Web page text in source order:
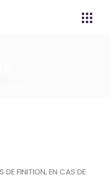
DE FINITION, EN CAS DE